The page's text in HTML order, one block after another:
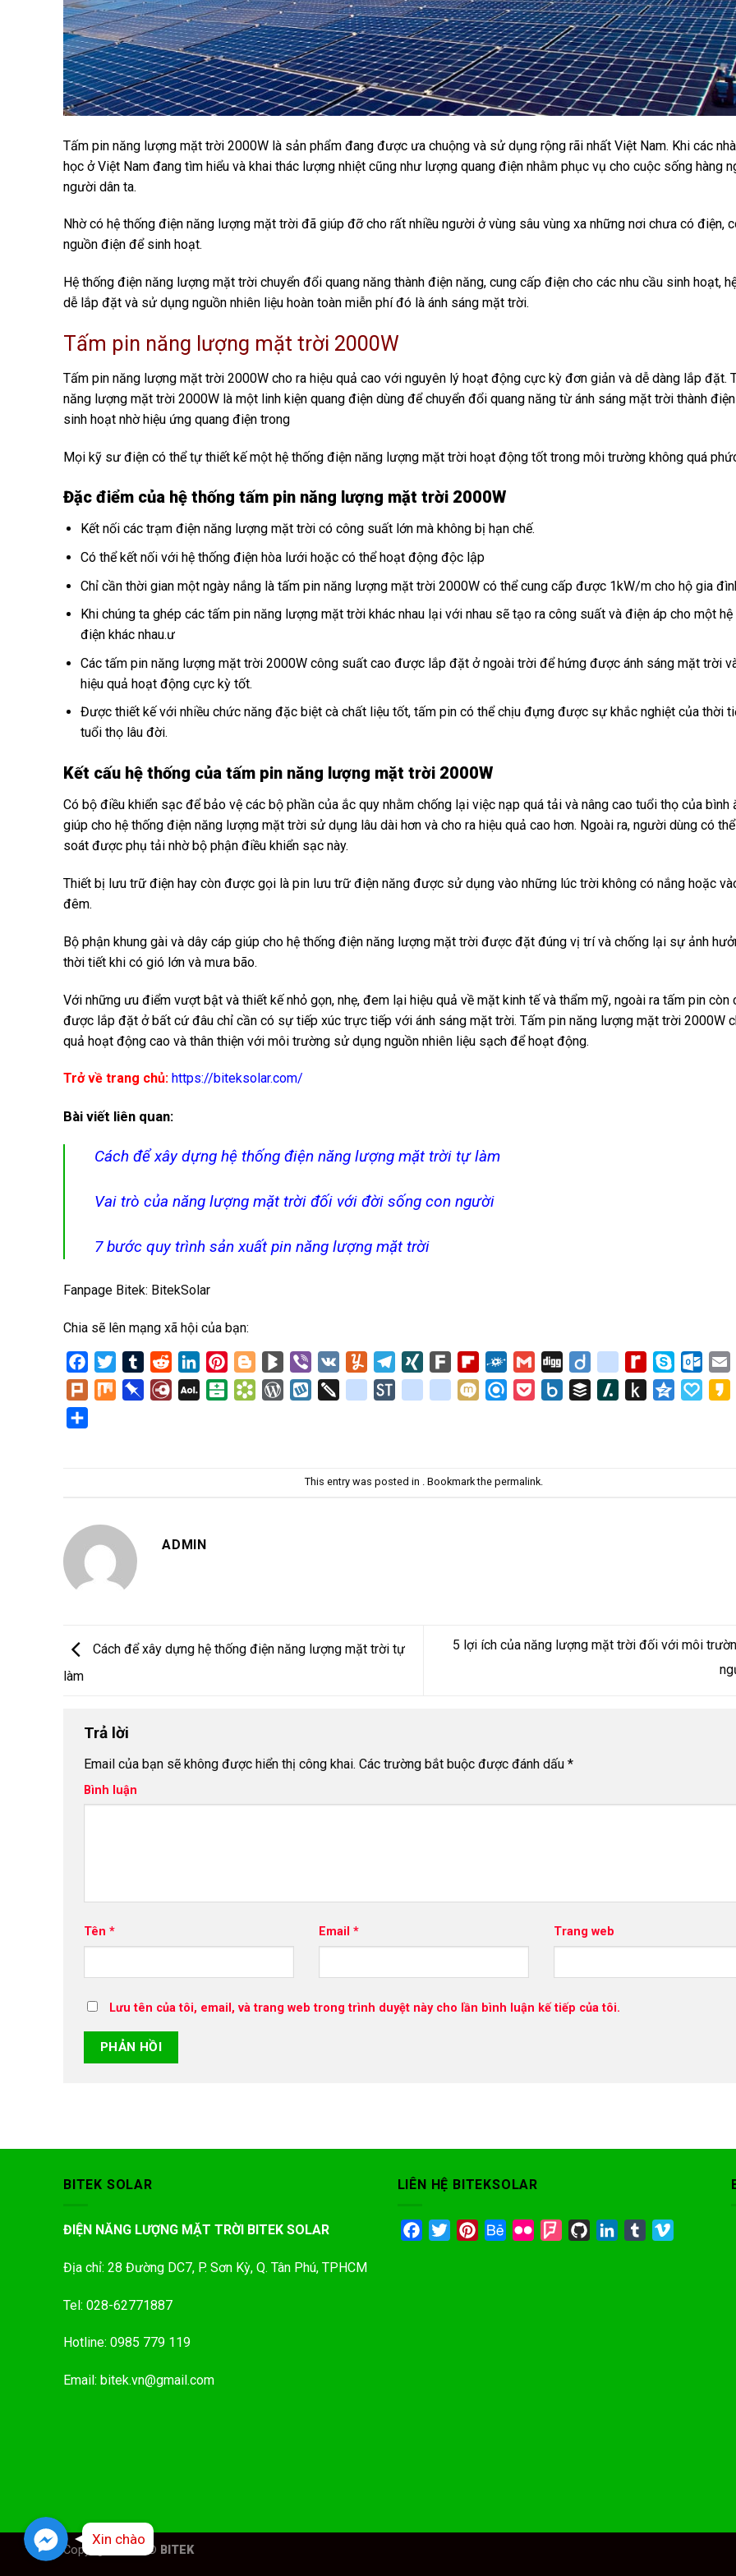
Tấm pin năng lượng mặt trời 2000W là sản phẩm đang được ưa chuộng và sử dụng rộng rãi nhất Việt Nam. Khi các
học ở Việt Nam đang tìm hiểu và khai thác lượng nhiệt cũng như lượng quang điện nhằm phục vụ cho cuộc sống hàng
người dân ta.
Nhờ có hệ thống điện năng lượng mặt trời đã giúp đỡ cho rất nhiều người ở vùng sâu vùng xa những nơi chưa có điện,
nguồn điện để sinh hoạt.
Hệ thống điện năng lượng mặt trời chuyển đổi quang năng thành điện năng, cung cấp điện cho các nhu cầu sinh hoạt,
dễ lắp đặt và sử dụng nguồn nhiên liệu hoàn toàn miễn phí đó là ánh sáng mặt trời.
Tấm pin năng lượng mặt trời 2000W
Tấm pin năng lượng mặt trời 2000W cho ra hiệu quả cao với nguyên lý hoạt động cực kỳ đơn giản và dễ dàng lắp đặt.
năng lượng mặt trời 2000W là một linh kiện quang điện dùng để chuyển đổi quang năng từ ánh sáng mặt trời thành
sinh hoạt nhờ hiệu ứng quang điện trong
Mọi kỹ sư điện có thể tự thiết kế một hệ thống điện năng lượng mặt trời hoạt động tốt trong môi trường không quá
Đặc điểm của hệ thống tấm pin năng lượng mặt trời 2000W
Kết nối các trạm điện năng lượng mặt trời có công suất lớn mà không bị hạn chế.
Có thể kết nối với hệ thống điện hòa lưới hoặc có thể hoạt động độc lập
Chỉ cần thời gian một ngày nắng là tấm pin năng lượng mặt trời 2000W có thể cung cấp được 1kW/m cho hộ gia
Khi chúng ta ghép các tấm pin năng lượng mặt trời khác nhau lại với nhau sẽ tạo ra công suất và điện áp cho một hệ
điện khác nhau.ư
Các tấm pin năng lượng mặt trời 2000W công suất cao được lắp đặt ở ngoài trời để hứng được ánh sáng mặt trời
hiệu quả hoạt động cực kỳ tốt.
Được thiết kế với nhiều chức năng đặc biệt cà chất liệu tốt, tấm pin có thể chịu đựng được sự khắc nghiệt của thời
tuổi thọ lâu đời.
Kết cấu hệ thống của tấm pin năng lượng mặt trời 2000W
Có bộ điều khiển sạc để bảo vệ các bộ phần của ắc quy nhằm chống lại việc nạp quá tải và nâng cao tuổi thọ của bình
giúp cho hệ thống điện năng lượng mặt trời sử dụng lâu dài hơn và cho ra hiệu quả cao hơn. Ngoài ra, người dùng có
soát được phụ tải nhờ bộ phận điều khiển sạc này.
Thiết bị lưu trữ điện hay còn được gọi là pin lưu trữ điện năng được sử dụng vào những lúc trời không có nắng hoặc
đêm.
Bộ phận khung gài và dây cáp giúp cho hệ thống điện năng lượng mặt trời được đặt đúng vị trí và chống lại sự ảnh
thời tiết khi có gió lớn và mưa bão.
Với những ưu điểm vượt bật và thiết kế nhỏ gọn, nhẹ, đem lại hiệu quả về mặt kinh tế và thẩm mỹ, ngoài ra tấm pin còn
được lắp đặt ở bất cứ đâu chỉ cần có sự tiếp xúc trực tiếp với ánh sáng mặt trời. Tấm pin năng lượng mặt trời 2000W
quả hoạt động cao và thân thiện với môi trường sử dụng nguồn nhiên liệu sạch để hoạt động.
Trở về trang chủ: https://biteksolar.com/
Bài viết liên quan:
Cách để xây dựng hệ thống điện năng lượng mặt trời tự làm
Vai trò của năng lượng mặt trời đối với đời sống con người
7 bước quy trình sản xuất pin năng lượng mặt trời
Fanpage Bitek: BitekSolar
Chia sẽ lên mạng xã hội của bạn:
FacebookTwitterTumblrRedditLinkedInPinterestBloggerBlogMarks
Viber VK YummlyTelegram
XING Fark Flipboard
Folkd Gmail Digg blinklistRediff
MyPage
Skype
Plurk
Mix PinboardDiary.Ru
AOL
BalatarinBookmarks.fr
WordPress
Wykop Twiddlatuenti yoolinkrenren Mixi Refind PocketBox.netBuffer Slashdot
Push
Qzone Papaly
This entry was posted in . Bookmark the permalink.
ADMIN
Cách để xây dựng hệ thống điện năng lượng mặt trời tự
làm
5 lợi ích của năng lượng mặt trời đối với môi
Trả lời
Email của bạn sẽ không được hiển thị công khai. Các trường bắt buộc được đánh dấu *
Bình luận
Tên * Email * Trang web
Lưu tên của tôi, email, và trang web trong trình duyệt này cho lần bình luận kế tiếp của tôi.
BITEK SOLAR
ĐIỆN NĂNG LƯỢNG MẶT TRỜI BITEK SOLAR
Địa chỉ: 28 Đường DC7, P. Sơn Kỳ, Q. Tân Phú, TPHCM
Tel: 028-62771887
Hotline: 0985 779 119
Email: bitek.vn@gmail.com
LIÊN HỆ BITEKSOLAR
Facebook
TwitterPinterestBehance
Flickr Foursquare
GitHub LinkedIn
Tumblr
Copyright 2026 © BITEK
Facebook Messenger
Xin chào